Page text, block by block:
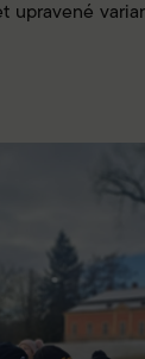
upravené